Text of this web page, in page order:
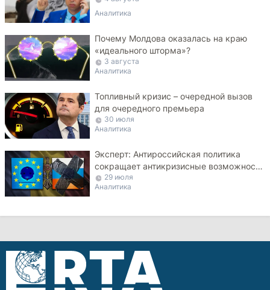
Аналитика
Почему Молдова оказалась на краю
«идеального шторма»?
3 августа
Аналитика
Топливный кризис – очередной вызов
для очередного премьера
30 июля
Аналитика
Эксперт: Антироссийская политика
сокращает антикризисные возможности
Молдовы
29 июля
Аналитика